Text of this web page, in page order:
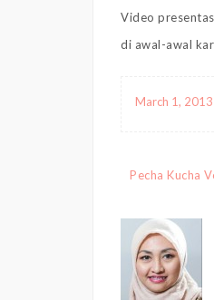
Video
di awal-awal
March 1, 2013
Post
Pecha Kucha